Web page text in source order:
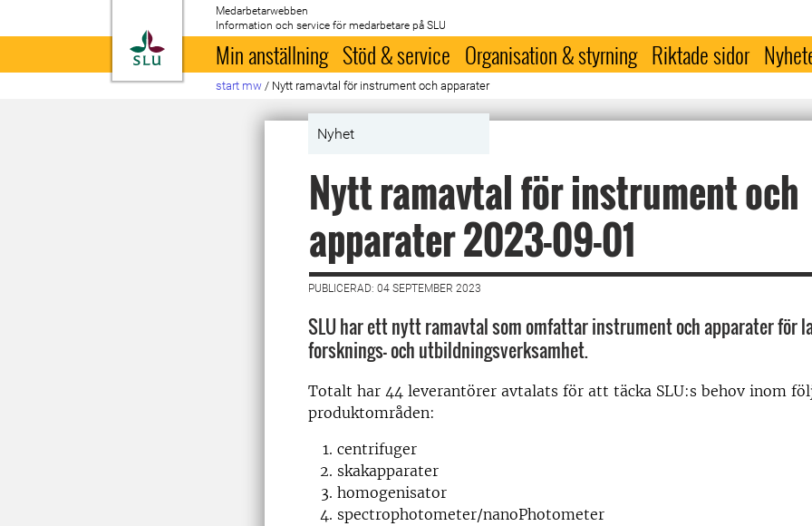
Till startsida
Medarbetarwebben
Information och service för medarbetare på SLU
Min anställning Stöd & service Organisation & styrning Riktade sidor
start mw / Nytt ramavtal för instrument och apparater
Nyhet
Nytt ramavtal för instrument och
apparater 2023-09-01
PUBLICERAD: 04 SEPTEMBER 2023
SLU har ett nytt ramavtal som omfattar instrument och apparater för
forsknings- och utbildningsverksamhet.
Totalt har 44 leverantörer avtalats för att täcka SLU:s behov inom
produktområden:
centrifuger
skakapparater
homogenisator
spectrophotometer/nanoPhotometer